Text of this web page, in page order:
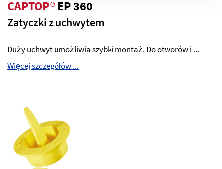
CAPTOP®EP 360
Zatyczki z uchwytem
Duży uchwyt umożliwia szybki montaż. Do otworów i ...
Więcej szczegółów ...